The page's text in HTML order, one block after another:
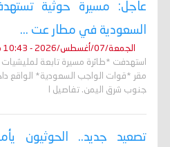
عاجل: مسيرة حوثية
السعودية في مطار عت ...
الجمعة/07/أغسطس/2026 - 10:43 م
استهدفت *طائرة مسيرة تابعة
مقر *قوات الواجب السعودية* الواقع
جنوب شرق اليمن. تفاصيل ا
تصعيد جديد.. الحوثيون